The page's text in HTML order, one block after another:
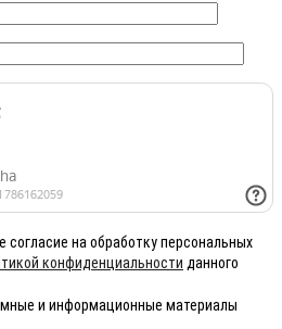
согласие на обработку персональных
конфиденциальности данного
и информационные материалы